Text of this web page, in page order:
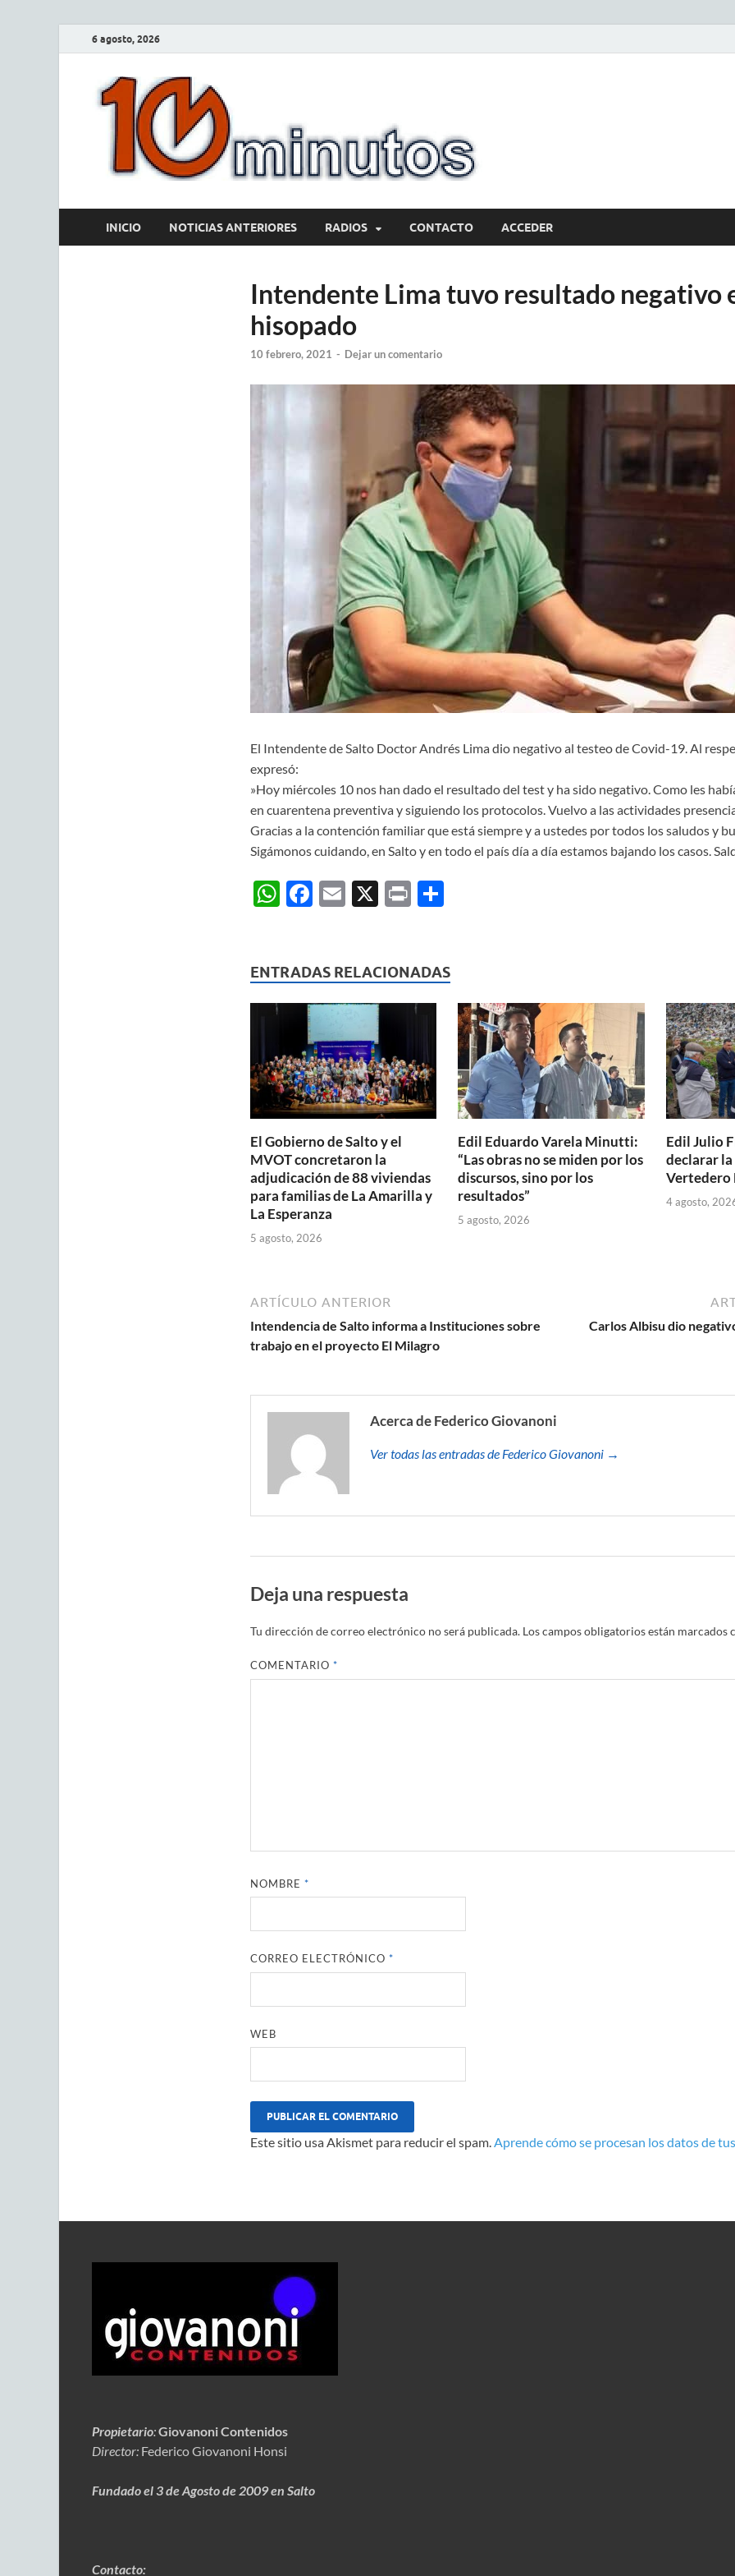
6 agosto, 2026
INICIO NOTICIAS ANTERIORES RADIOS CONTACTO ACCEDER
Intendente Lima tuvo resultado negativo
hisopado
10 febrero, 2021 - Dejar un comentario
El Intendente de Salto Doctor Andrés Lima dio negativo al testeo de Covid-19. Al
expresó:
»Hoy miércoles 10 nos han dado el resultado del test y ha sido negativo. Como les
en cuarentena preventiva y siguiendo los protocolos. Vuelvo a las actividades
Gracias a la contención familiar que está siempre y a ustedes por todos los saludos y
Sigámonos cuidando, en Salto y en todo el país día a día estamos bajando los casos.
W
s
A
p
F
b
o
o
k
E X P C
p
ar
ti
ENTRADAS RELACIONADAS
El Gobierno de Salto y el
MVOT concretaron la
adjudicación de 88 viviendas
para familias de La Amarilla y
La Esperanza
5 agosto, 2026
Edil Eduardo Varela Minutti:
“Las obras no se miden por los
discursos, sino por los
resultados”
5 agosto, 2026
Edil Julio
declarar
Vertedero
4 agosto,
ARTÍCULO ANTERIOR
Intendencia de Salto informa a Instituciones sobre
trabajo en el proyecto El Milagro
Carlos Albisu dio
Acerca de Federico Giovanoni
Ver todas las entradas de Federico Giovanoni →
Deja una respuesta
Tu dirección de correo electrónico no será publicada. Los campos obligatorios están marcados
COMENTARIO *
NOMBRE *
CORREO ELECTRÓNICO *
WEB
Este sitio usa Akismet para reducir el spam.Aprende cómo se procesan los datos de
Propietario:Giovanoni Contenidos
Director: Federico Giovanoni Honsi
Fundado el 3 de Agosto de 2009 en Salto
Contacto: